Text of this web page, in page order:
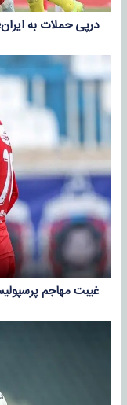
درپی حملات به
غیبت مهاجم